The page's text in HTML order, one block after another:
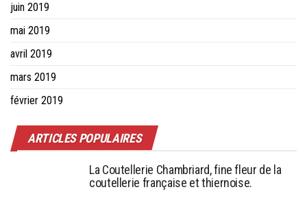
juin 2019
mai 2019
avril 2019
mars 2019
février 2019
ARTICLES POPULAIRES
La Coutellerie Chambriard, fine fleur de la
coutellerie française et thiernoise.